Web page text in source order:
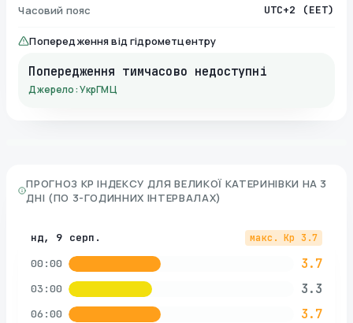
Часовий пояс UTC+2 (EET)
Попередження від гідрометцентру
Попередження тимчасово недоступні
Джерело: УкрГМЦ
ПРОГНОЗ KP ІНДЕКСУ ДЛЯ ВЕЛИКОЇ КАТЕРИНІВКИ НА 3
ДНІ (ПО 3-ГОДИННИХ ІНТЕРВАЛАХ)
нд, 9 серп. макс. Kp 3.7
00:00 3.7
03:00 3.3
06:00 3.7